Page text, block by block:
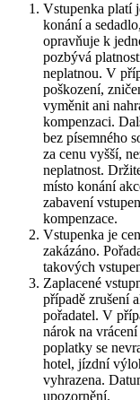
Vstupenka platí
konání a
opravňuje k
pozbývá
neplatnou. V
poškození,
vyměnit ani
kompenzaci.
bez písemného
za cenu vyšší,
neplatnost.
místo konání
zabavení
kompenzace.
Vstupenka je
zakázáno.
takových
Zaplacené
případě zrušení
pořadatel. V
nárok na
poplatky se
hotel, jízdní
vyhrazena.
upozornění.